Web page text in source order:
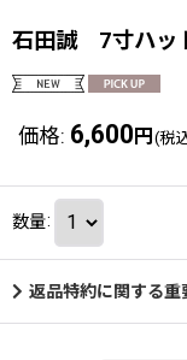
石田誠 7寸ハッ
価格: 6,600 円 (税
数量:
返品特約に関する重